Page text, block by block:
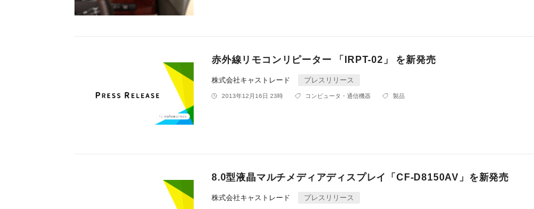
赤外線リモコンリピーター 「IRPT-02」 を新発売
株式会社キャストレード プレスリリース
2013年12月16日 23時 コンピュータ・通信機器 製品
8.0型液晶マルチメディアディスプレイ「CF-D8150AV」を新発売
株式会社キャストレード プレスリリース